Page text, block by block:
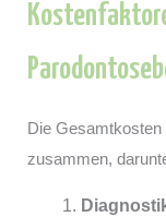
Die
zusammen,